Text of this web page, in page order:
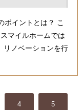
ポイントとは？ こ
マイルホームでは
リノベーションを行
4 5